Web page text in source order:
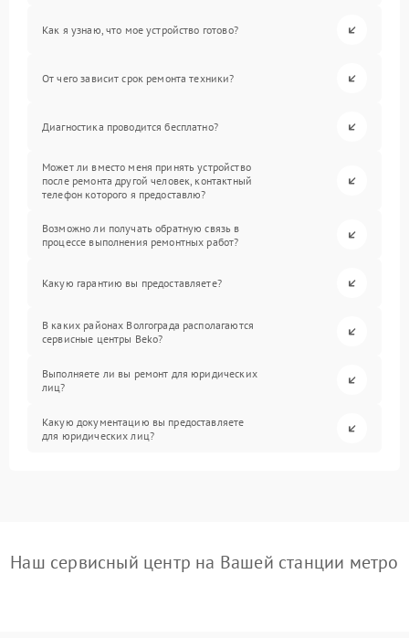
Как я узнаю, что мое устройство готово?
От чего зависит срок ремонта техники?
Диагностика проводится бесплатно?
Может ли вместо меня принять устройство
после ремонта другой человек, контактный
телефон которого я предоставлю?
Возможно ли получать обратную связь в
процессе выполнения ремонтных работ?
Какую гарантию вы предоставляете?
В каких районах Волгограда располагаются
сервисные центры Beko?
Выполняете ли вы ремонт для юридических
лиц?
Какую документацию вы предоставляете
для юридических лиц?
Наш сервисный центр на Вашей станции метро